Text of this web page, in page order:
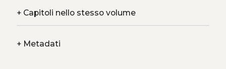
+Capitoli nello stesso volume
+Metadati